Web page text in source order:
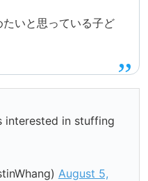
いと思っている子ど
interested in stuffing
August 5,